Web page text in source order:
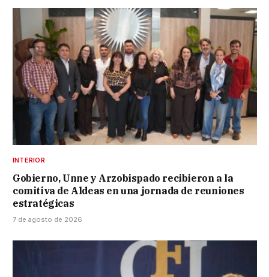
INTERIOR
Gobierno, Unne y Arzobispado recibieron a la
comitiva de Aldeas en una jornada de reuniones
estratégicas
7 de agosto de 2026